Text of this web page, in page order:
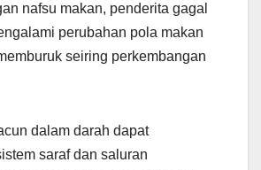
nafsu makan, penderita gagal
perubahan pola makan
seiring perkembangan
dalam darah dapat
saraf dan saluran